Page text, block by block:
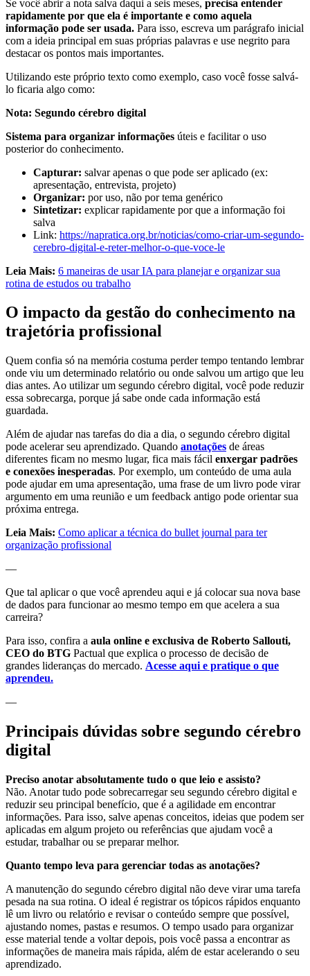
Se você abrir a nota salva daqui a seis meses, precisa entender
rapidamente por que ela é importante e como aquela
informação pode ser usada. Para isso, escreva um parágrafo inicial
com a ideia principal em suas próprias palavras e use negrito para
destacar os pontos mais importantes.
Utilizando este próprio texto como exemplo, caso você fosse salvá-
lo ficaria algo como:
Nota: Segundo cérebro digital
Sistema para organizar informações úteis e facilitar o uso
posterior do conhecimento.
Capturar: salvar apenas o que pode ser aplicado (ex:
apresentação, entrevista, projeto)
Organizar: por uso, não por tema genérico
Sintetizar: explicar rapidamente por que a informação foi
salva
Link: https://napratica.org.br/noticias/como-criar-um-segundo-
cerebro-digital-e-reter-melhor-o-que-voce-le
Leia Mais: 6 maneiras de usar IA para planejar e organizar sua
rotina de estudos ou trabalho
O impacto da gestão do conhecimento na
trajetória profissional
Quem confia só na memória costuma perder tempo tentando lembrar
onde viu um determinado relatório ou onde salvou um artigo que leu
dias antes. Ao utilizar um segundo cérebro digital, você pode reduzir
essa sobrecarga, porque já sabe onde cada informação está
guardada.
Além de ajudar nas tarefas do dia a dia, o segundo cérebro digital
pode acelerar seu aprendizado. Quando anotações de áreas
diferentes ficam no mesmo lugar, fica mais fácil enxergar padrões
e conexões inesperadas. Por exemplo, um conteúdo de uma aula
pode ajudar em uma apresentação, uma frase de um livro pode virar
argumento em uma reunião e um feedback antigo pode orientar sua
próxima entrega.
Leia Mais: Como aplicar a técnica do bullet journal para ter
organização profissional
—
Que tal aplicar o que você aprendeu aqui e já colocar sua nova base
de dados para funcionar ao mesmo tempo em que acelera a sua
carreira?
Para isso, confira a aula online e exclusiva de Roberto Sallouti,
CEO do BTG Pactual que explica o processo de decisão de
grandes lideranças do mercado. Acesse aqui e pratique o que
aprendeu.
—
Principais dúvidas sobre segundo cérebro
digital
Preciso anotar absolutamente tudo o que leio e assisto?
Não. Anotar tudo pode sobrecarregar seu segundo cérebro digital e
reduzir seu principal benefício, que é a agilidade em encontrar
informações. Para isso, salve apenas conceitos, ideias que podem ser
aplicadas em algum projeto ou referências que ajudam você a
estudar, trabalhar ou se preparar melhor.
Quanto tempo leva para gerenciar todas as anotações?
A manutenção do segundo cérebro digital não deve virar uma tarefa
pesada na sua rotina. O ideal é registrar os tópicos rápidos enquanto
lê um livro ou relatório e revisar o conteúdo sempre que possível,
ajustando nomes, pastas e resumos. O tempo usado para organizar
esse material tende a voltar depois, pois você passa a encontrar as
informações de maneira mais rápida, além de estar acelerando o seu
aprendizado.